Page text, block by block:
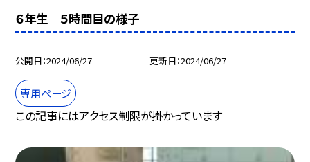
６年生 ５時間目の様子
公開日 2024/06/27 更新日 2024/06/27
専用ページ
この記事にはアクセス制限が掛かっています